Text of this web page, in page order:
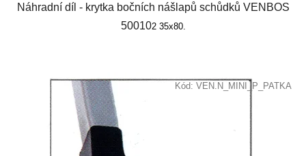
Náhradní díl - krytka bočních nášlapů schůdků VENBOS
500102 35x80.
Kód: VEN.N_MINI_P_PATKA